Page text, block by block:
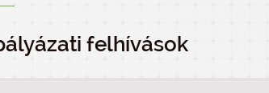
felhívások